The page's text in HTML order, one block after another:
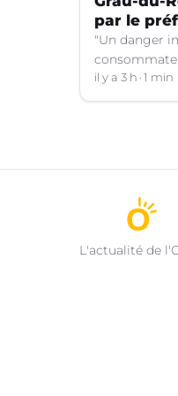
par le
"Un danger
il y a 3 h 1 min
L'actualité de